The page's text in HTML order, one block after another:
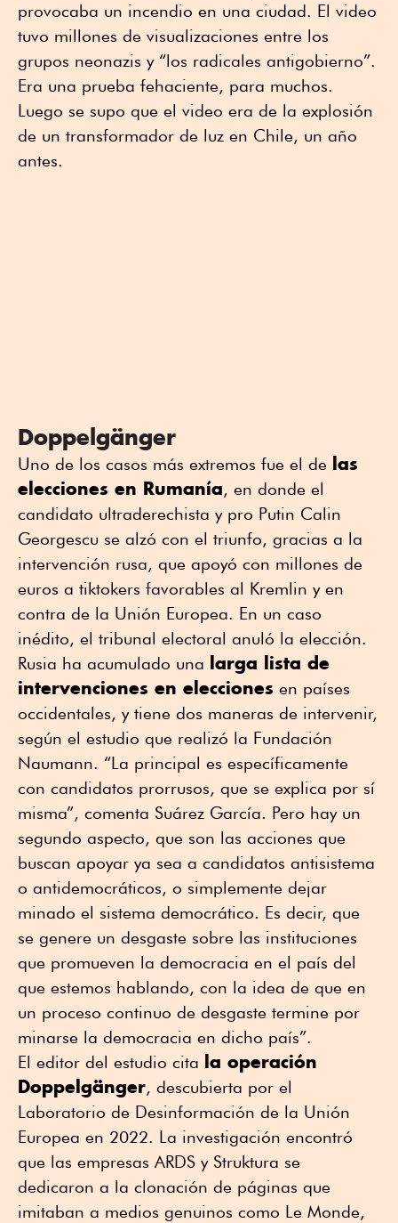
provocaba un incendio en una ciudad. El video
tuvo millones de visualizaciones entre los
grupos neonazis y “los radicales antigobierno”.
Era una prueba fehaciente, para muchos.
Luego se supo que el video era de la explosión
de un transformador de luz en Chile, un año
antes.
Doppelgänger
Uno de los casos más extremos fue el de las
elecciones en Rumanía, en donde el
candidato ultraderechista y pro Putin Calin
Georgescu se alzó con el triunfo, gracias a la
intervención rusa, que apoyó con millones de
euros a tiktokers favorables al Kremlin y en
contra de la Unión Europea. En un caso
inédito, el tribunal electoral anuló la elección.
Rusia ha acumulado una larga lista de
intervenciones en elecciones en países
occidentales, y tiene dos maneras de intervenir,
según el estudio que realizó la Fundación
Naumann. “La principal es específicamente
con candidatos prorrusos, que se explica por sí
misma”, comenta Suárez García. Pero hay un
segundo aspecto, que son las acciones que
buscan apoyar ya sea a candidatos antisistema
o antidemocráticos, o simplemente dejar
minado el sistema democrático. Es decir, que
se genere un desgaste sobre las instituciones
que promueven la democracia en el país del
que estemos hablando, con la idea de que en
un proceso continuo de desgaste termine por
minarse la democracia en dicho país”.
El editor del estudio cita la operación
Doppelgänger, descubierta por el
Laboratorio de Desinformación de la Unión
Europea en 2022. La investigación encontró
que las empresas ARDS y Struktura se
dedicaron a la clonación de páginas que
imitaban a medios genuinos como Le Monde,